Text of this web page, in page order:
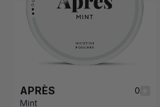
APRÈS
0
Mint